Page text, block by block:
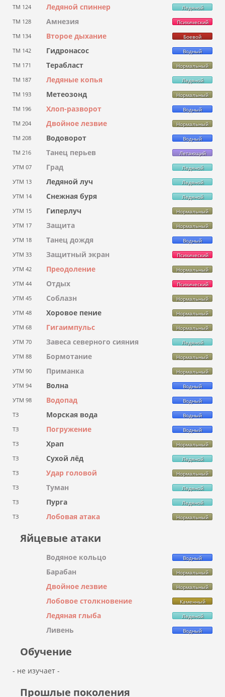
ТМ 124 Ледяной спиннер Ледяной
ТМ 128 Амнезия Психический
ТМ 134 Второе дыхание Боевой
ТМ 142 Гидронасос Водный
ТМ 171 Терабласт Нормальный
ТМ 187 Ледяные копья Ледяной
ТМ 193 Метеозонд Нормальный
ТМ 196 Хлоп-разворот Водный
ТМ 204 Двойное лезвие Нормальный
ТМ 208 Водоворот Водный
ТМ 216 Танец перьев Летающий
УТМ 07 Град Ледяной
УТМ 13 Ледяной луч Ледяной
УТМ 14 Снежная буря Ледяной
УТМ 15 Гиперлуч Нормальный
УТМ 17 Защита Нормальный
УТМ 18 Танец дождя Водный
УТМ 33 Защитный экран Психический
УТМ 42 Преодоление Нормальный
УТМ 44 Отдых Психический
УТМ 45 Соблазн Нормальный
УТМ 48 Хоровое пение Нормальный
УТМ 68 Гигаимпульс Нормальный
УТМ 70 Завеса северного сияния Ледяной
УТМ 88 Бормотание Нормальный
УТМ 90 Приманка Нормальный
УТМ 94 Волна Водный
УТМ 98 Водопад Водный
ТЗ Морская вода Водный
ТЗ Погружение Водный
ТЗ Храп Нормальный
ТЗ Сухой лёд Ледяной
ТЗ Удар головой Нормальный
ТЗ Туман Ледяной
ТЗ Пурга Ледяной
ТЗ Лобовая атака Нормальный
Яйцевые атаки
Водяное кольцо Водный
Барабан Нормальный
Двойное лезвие Нормальный
Лобовое столкновение Каменный
Ледяная глыба Ледяной
Ливень Водный
Обучение
- не изучает -
Прошлые поколения